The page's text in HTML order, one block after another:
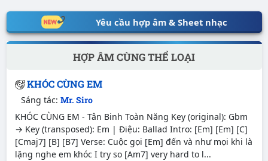
Yêu cầu hợp âm & Sheet nhạc
HỢP ÂM CÙNG THỂ LOẠI
KHÓC CÙNG EM
Sáng tác: Mr. Siro
KHÓC CÙNG EM - Tân Binh Toàn Năng Key (original): Gbm
→ Key (transposed): Em | Điệu: Ballad Intro: [Em] [Em] [C]
[Cmaj7] [B] [B7] Verse: Cuộc gọi [Em] đến và như mọi khi là
lặng nghe em khóc I try so [Am7] very hard to l...